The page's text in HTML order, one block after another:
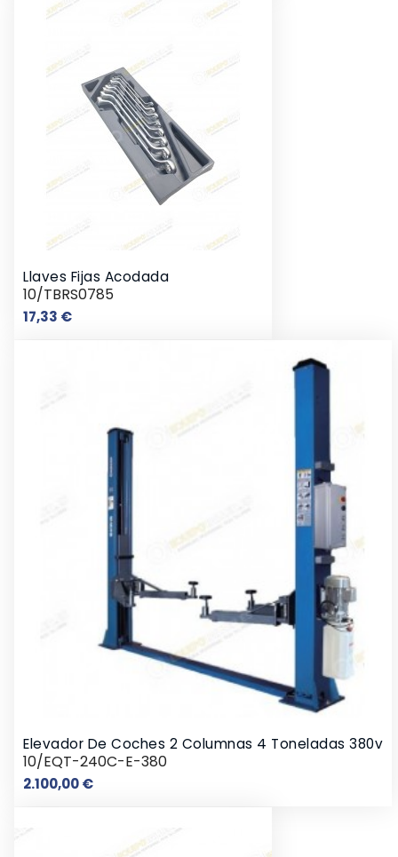
Llaves Fijas Acodada
10/TBRS0785
17,33 €Precio
Elevador De Coches 2 Columnas 4 Toneladas 380v
10/EQT-240C-E-380
2.100,00 €Precio